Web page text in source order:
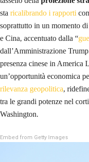
sta ricalibrando i rapporti
soprattutto in un momento di
e Cina, accentuato dalla “
dall’Amministrazione
presenza cinese in America
un’opportunità economica
rilevanza geopolitica,
tra le grandi potenze nel
Washington.
Embed from Getty Images